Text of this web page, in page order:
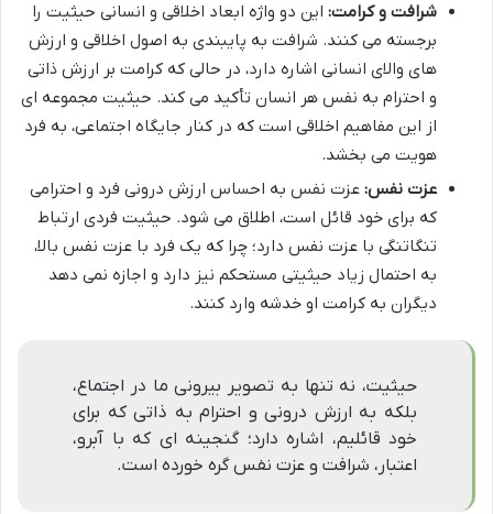
شرافت و کرامت: این دو واژه ابعاد اخلاقی و انسانی حیثیت را
برجسته می کنند. شرافت به پایبندی به اصول اخلاقی و ارزش
های والای انسانی اشاره دارد، در حالی که کرامت بر ارزش ذاتی
و احترام به نفس هر انسان تأکید می کند. حیثیت مجموعه ای
از این مفاهیم اخلاقی است که در کنار جایگاه اجتماعی، به فرد
هویت می بخشد.
عزت نفس: عزت نفس به احساس ارزش درونی فرد و احترامی
که برای خود قائل است، اطلاق می شود. حیثیت فردی ارتباط
تنگاتنگی با عزت نفس دارد؛ چرا که یک فرد با عزت نفس بالا،
به احتمال زیاد حیثیتی مستحکم نیز دارد و اجازه نمی دهد
دیگران به کرامت او خدشه وارد کنند.
حیثیت، نه تنها به تصویر بیرونی ما در اجتماع،
بلکه به ارزش درونی و احترام به ذاتی که برای
خود قائلیم، اشاره دارد؛ گنجینه ای که با آبرو،
اعتبار، شرافت و عزت نفس گره خورده است.